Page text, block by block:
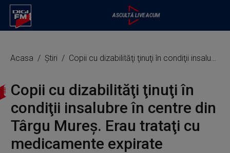
Acasa Știri Copii cu dizabilităţi ţinuţi în condiţii insalubre în centre din Târgu Mureş. Erau trataţi cu medicamente expirate
Copii cu dizabilităţi ţinuţi în
condiţii insalubre în centre din
Târgu Mureş. Erau trataţi cu
medicamente expirate